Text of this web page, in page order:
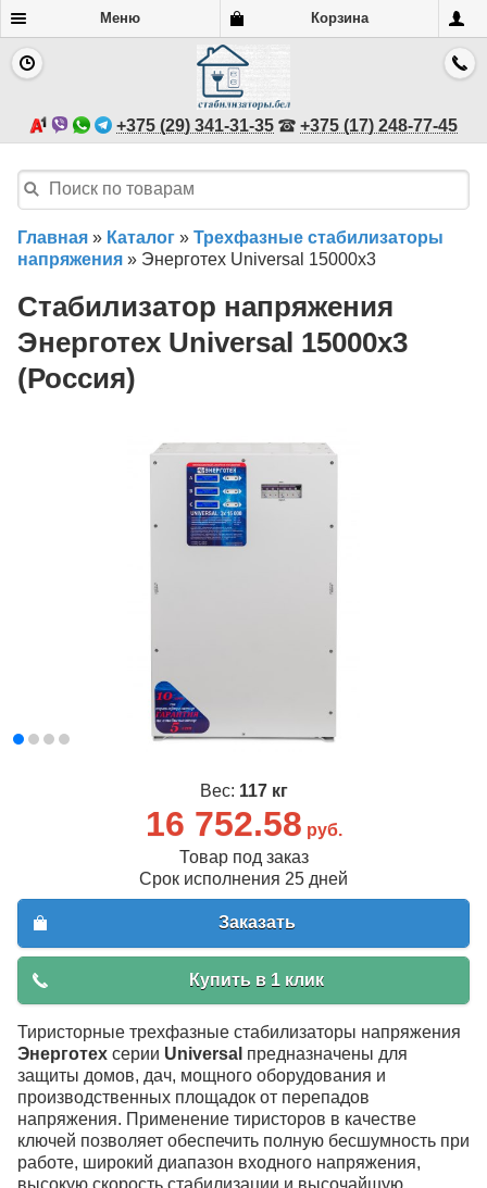
Меню Корзина
+375 (29) 341-31-35 +375 (17) 248-77-45
Главная » Каталог » Трехфазные стабилизаторы
напряжения » Энерготех Universal 15000х3
Стабилизатор напряжения
Энерготех Universal 15000х3
(Россия)
Вес: 117 кг
16 752.58 руб.
Товар под заказ
Срок исполнения 25 дней
Заказать
Купить в 1 клик
Тиристорные трехфазные стабилизаторы напряжения
Энерготех серии Universal предназначены для
защиты домов, дач, мощного оборудования и
производственных площадок от перепадов
напряжения. Применение тиристоров в качестве
ключей позволяет обеспечить полную бесшумность при
работе, широкий диапазон входного напряжения,
высокую скорость стабилизации и высочайшую